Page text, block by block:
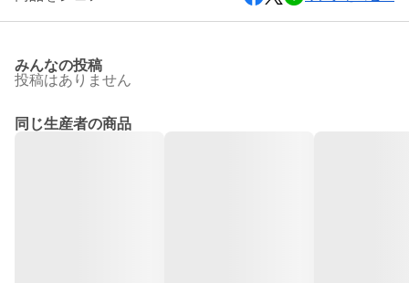
みんなの投稿
投稿はありません
同じ生産者の商品